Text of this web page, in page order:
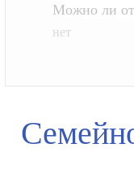
Можно ли
нет